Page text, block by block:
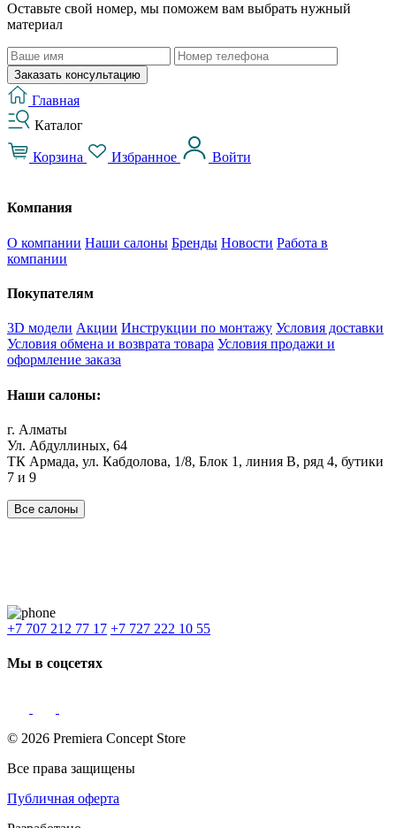
Оставьте свой номер, мы поможем вам выбрать нужный
материал
Заказать консультацию
Главная
Каталог
Корзина Избранное Войти
Компания
О компании Наши салоны Бренды Новости Работа в
компании
Покупателям
3D модели Акции Инструкции по монтажу Условия доставки
Условия обмена и возврата товара Условия продажи и
оформление заказа
Наши салоны:
г. Алматы
Ул. Абдуллиных, 64
ТК Армада, ул. Кабдолова, 1/8, Блок 1, линия В, ряд 4, бутики
7 и 9
Все салоны
+7 707 212 77 17 +7 727 222 10 55
Мы в соцсетях
© 2026 Premiera Concept Store
Все права защищены
Публичная оферта